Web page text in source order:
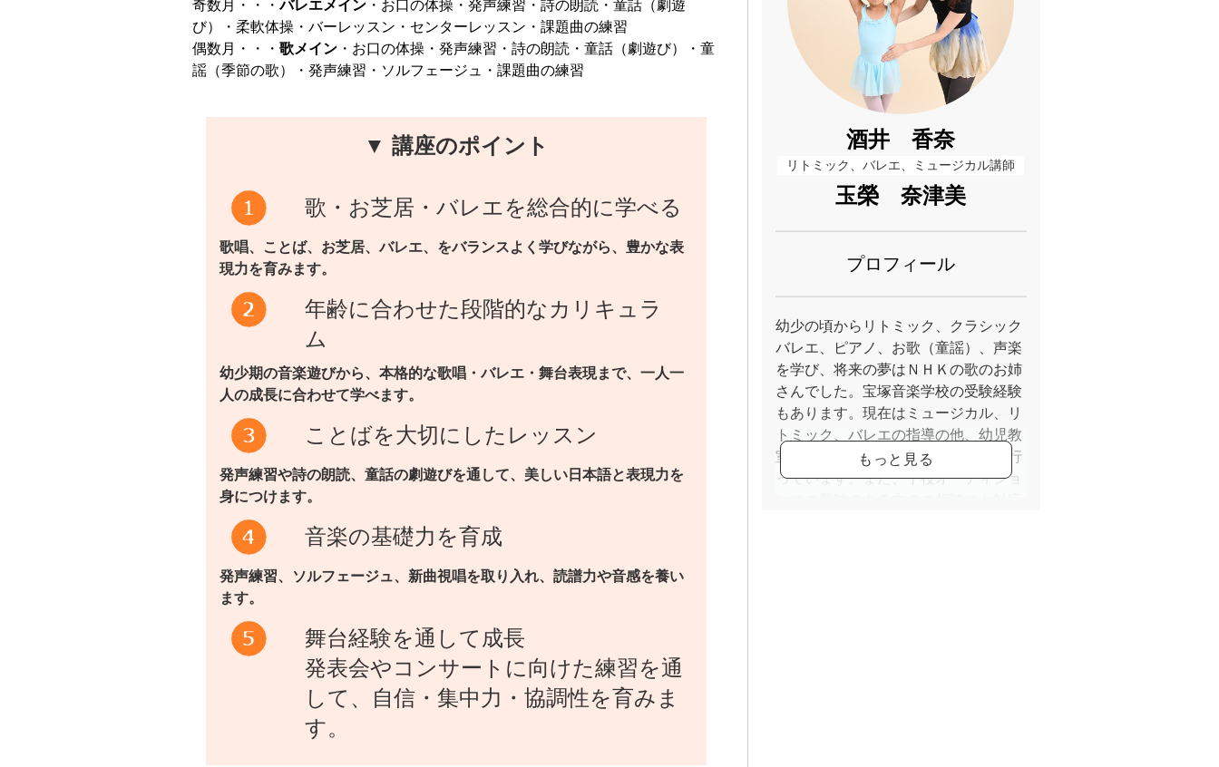
奇数月・・・バレエメイン ・お口の体操・発声練習・詩の朗読・童話（劇遊
び）・柔軟体操・バーレッスン・センターレッスン・課題曲の練習
偶数月・・・ 歌メイン ・お口の体操・発声練習・詩の朗読・童話（劇遊び）・童
謡（季節の歌）・発声練習・ソルフェージュ・課題曲の練習
▼ 講座のポイント
歌・お芝居・バレエを総合的に学べる
歌唱、ことば、お芝居、バレエ、をバランスよく学びながら、豊かな表
現力を育みます。
年齢に合わせた段階的なカリキュラ
ム
幼少期の音楽遊びから、本格的な歌唱・バレエ・舞台表現まで、一人一
人の成長に合わせて学べます。
ことばを大切にしたレッスン
発声練習や詩の朗読、童話の劇遊びを通して、美しい日本語と表現力を
身につけます。
音楽の基礎力を育成
発声練習、ソルフェージュ、新曲視唱を取り入れ、読譜力や音感を養い
ます。
舞台経験を通して成長
発表会やコンサートに向けた練習を通
して、自信・集中力・協調性を育みま
す。
酒井 香奈
リトミック、バレエ、ミュージカル講師
玉榮 奈津美
プロフィール
幼少の頃からリトミック、クラシック
バレエ、ピアノ、お歌（童謡）、声楽
を学び、将来の夢はＮＨＫの歌のお姉
さんでした。宝塚音楽学校の受験経験
もあります。現在はミュージカル、リ
トミック、バレエの指導の他、幼児教
室にてペーパーや行動観察の指導を行
っています。また、子役オーディショ